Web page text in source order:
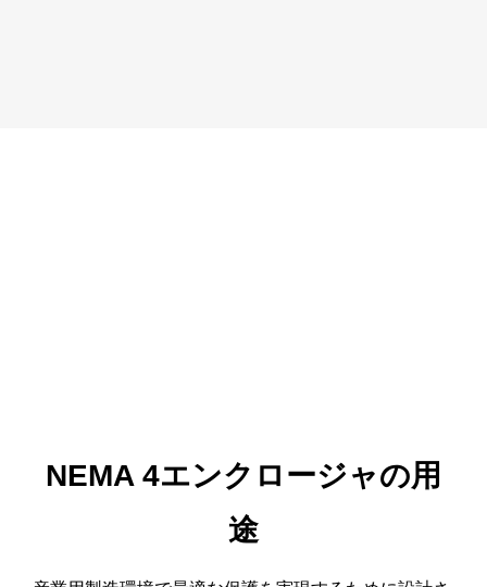
NEMA 4エンクロージャの用
途